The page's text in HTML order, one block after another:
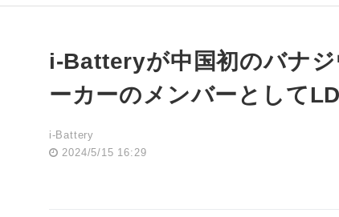
i-Batteryが中国初のバナ
ーカーのメンバーとして
i-Battery
2024/5/15 16:29